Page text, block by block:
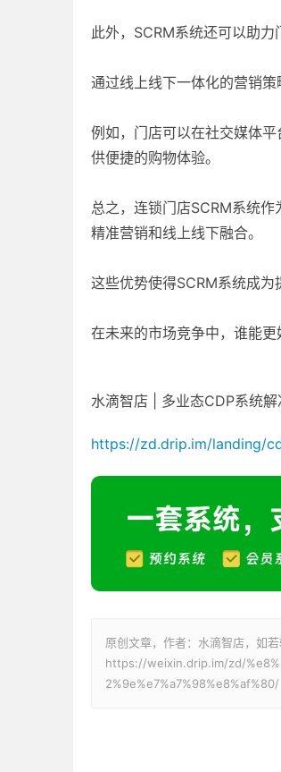
此外，SCRM系统还可以助力
通过线上线下一体化的营销策
例如，门店可以在社交媒体
供便捷的购物体验。
总之，连锁门店SCRM系统
精准营销和线上线下融合。
这些优势使得SCRM系统成为
在未来的市场竞争中，谁能更
水滴智店 | 多业态CDP系统解
https://zd.drip.im/landing/
原创文章，作者：水滴智店，如若
https://weixin.drip.im/zd/
2%9e%e7%a7%98%e8%af%80/